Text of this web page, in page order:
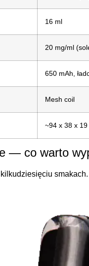
16 ml
20 mg/ml
650 mAh,
Mesh coil
~94 x 38 x 19
— co warto
smakach.